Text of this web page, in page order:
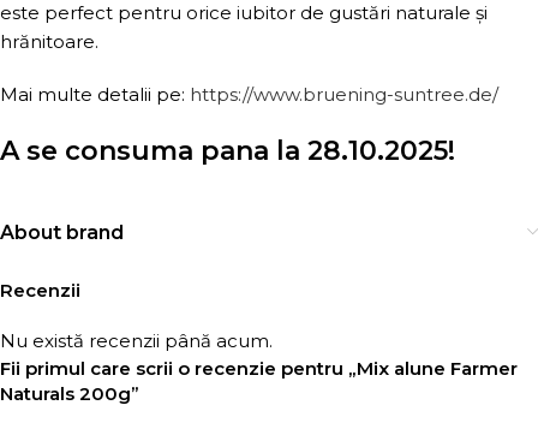
este perfect pentru orice iubitor de gustări naturale și
hrănitoare.
Mai multe detalii pe: https://www.bruening-suntree.de/
A se consuma pana la 28.10.2025!
About brand
Recenzii
Nu există recenzii până acum.
Fii primul care scrii o recenzie pentru „Mix alune Farmer
Naturals 200g”